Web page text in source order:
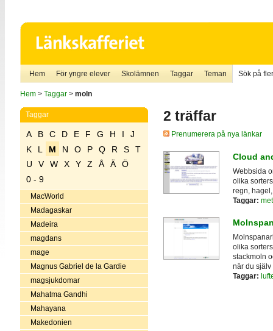
Hem För yngre elever Skolämnen Taggar Teman Sök på
Hem> Taggar> moln
Taggar
A B C D E F G H I
J
K
L M N O P Q R S
T
U
V W X Y Z Å Ä
Ö
0 - 9
MacWorld
Madagaskar
Madeira
magdans
mage
Magnus Gabriel de la Gardie
magsjukdomar
Mahatma Gandhi
Mahayana
Makedonien
2 träffar
Prenumerera på nya länkar
Cloud
Webbsida
olika
regn,
Taggar:
olika
stackmoln
när du själv
Taggar: